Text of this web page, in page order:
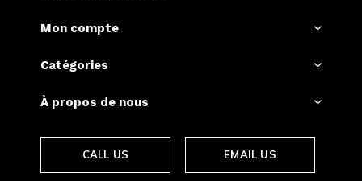
Mon compte
Catégories
À propos de nous
CALL US EMAIL US